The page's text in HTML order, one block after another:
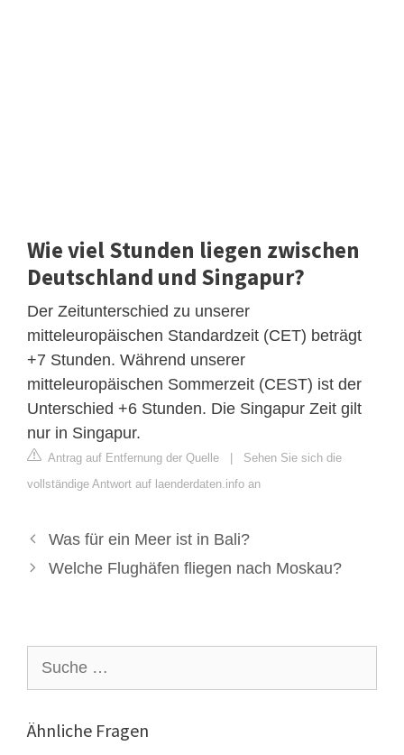
Wie viel Stunden liegen zwischen
Deutschland und Singapur?
Der Zeitunterschied zu unserer
mitteleuropäischen Standardzeit (CET) beträgt
+7 Stunden. Während unserer
mitteleuropäischen Sommerzeit (CEST) ist der
Unterschied +6 Stunden. Die Singapur Zeit gilt
nur in Singapur.
Antrag auf Entfernung der Quelle | Sehen Sie sich die
vollständige Antwort auf laenderdaten.info an
Was für ein Meer ist in Bali?
Welche Flughäfen fliegen nach Moskau?
nach:
Ähnliche Fragen